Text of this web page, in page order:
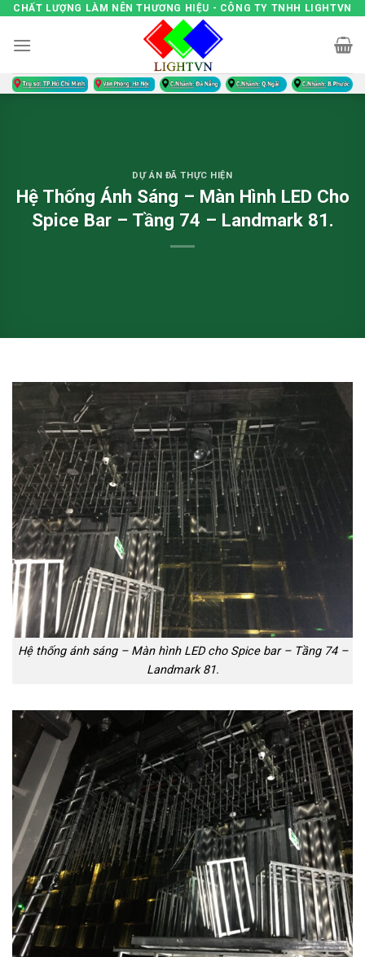
Skip
content
CHẤT LƯỢNG LÀM NÊN THƯƠNG HIỆU - CÔNG TY TNHH LIGHTVN
DỰ ÁN ĐÃ THỰC HIỆN
Hệ Thống Ánh Sáng – Màn Hình LED Cho
Spice Bar – Tầng 74 – Landmark 81.
Hệ thống ánh sáng – Màn hình LED cho Spice bar – Tầng 74 –
Landmark 81.